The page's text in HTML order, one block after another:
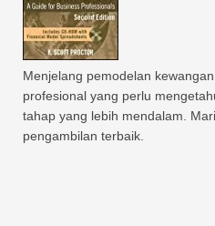
Menjelang pemodelan
profesional yang perlu
tahap yang lebih mendalam.
pengambilan terbaik.